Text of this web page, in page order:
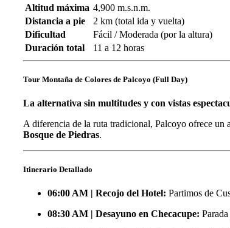
Altitud máxima 4,900 m.s.n.m.
Distancia a pie
2 km (total ida y vuelta)
Dificultad
Fácil / Moderada (por la altura)
Duración total
11 a 12 horas
Tour Montaña de Colores de Palcoyo (Full Day)
La alternativa sin multitudes y con vistas
A diferencia de la ruta tradicional, Palcoyo ofrece un
Bosque de Piedras.
Itinerario Detallado
06:00 AM | Recojo del Hotel: Partimos de
08:30 AM | Desayuno en Checacupe: